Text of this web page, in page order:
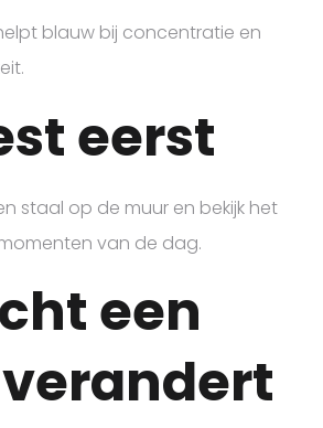
blauw bij concentratie en
eerst
staal op de muur en bekijk het
van de dag.
een